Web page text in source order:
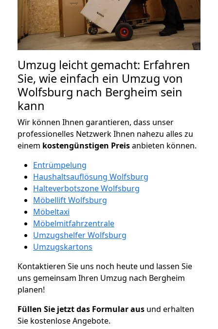
Umzug leicht gemacht: Erfahren
Sie, wie einfach ein Umzug von
Wolfsburg nach Bergheim sein
kann
Wir können Ihnen garantieren, dass unser
professionelles Netzwerk Ihnen nahezu alles zu
einem kostengünstigen Preisanbieten können.
Entrümpelung
Haushaltsauflösung Wolfsburg
Halteverbotszone Wolfsburg
Möbellift Wolfsburg
Möbeltaxi
Möbelmitfahrzentrale
Umzugshelfer Wolfsburg
Umzugskartons
Kontaktieren Sie uns noch heute und lassen Sie
uns gemeinsam Ihren Umzug nach Bergheim
planen!
Füllen Sie jetzt das Formular aus und erhalten
Sie kostenlose Angebote.